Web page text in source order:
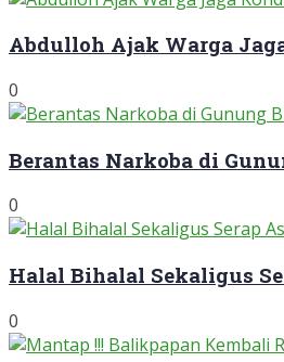
Abdulloh Ajak Warga
0
Berantas Narkoba di
0
Halal Bihalal Sekaligus
0